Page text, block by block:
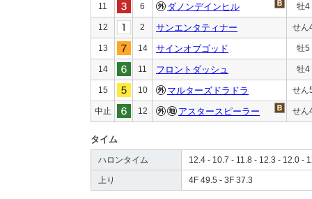
11 6 ダノンデインヒル 牡4
12 2 サンエンタティナー せん
13 14 サインオブゴッド 牡5
14 11 フロントダッシュ 牡4
15 10 マルターズドラドラ せん
中止 12 アスタースピーラー せん
タイム
ハロンタイム 12.4 - 10.7 - 11.8 - 12.3 - 12.0 -
上り 4F 49.5 - 3F 37.3